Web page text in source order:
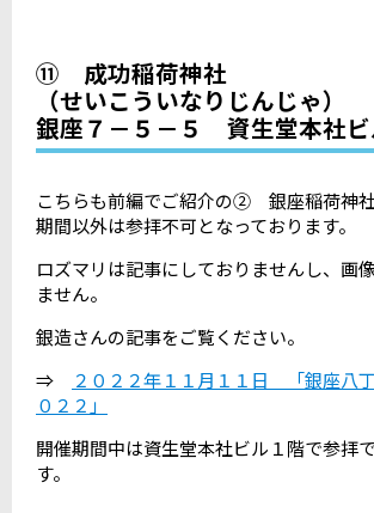
⑪ 成功稲荷神社
（せいこういなりじんじゃ）
銀座７－５－５ 資生堂本社ビ
こちらも前編でご紹介の② 銀座稲荷神
期間以外は参拝不可となっております。
ロズマリは記事にしておりませんし、画
ません。
銀造さんの記事をご覧ください。
⇒
２０２２年１１月１１日 「銀座八
０２２」
開催期間中は資生堂本社ビル１階で参拝
す。